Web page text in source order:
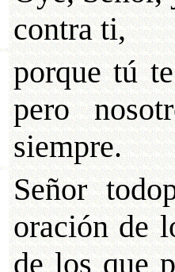
contra ti,
porque tú
pero
siempre.
Señor
oración de
de los que